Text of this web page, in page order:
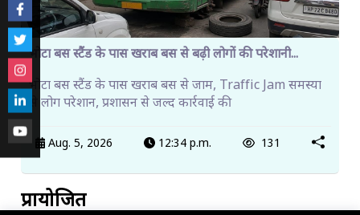
भोटा बस स्टैंड के पास खराब बस से बढ़ी लोगों की परेशानी...
भोटा बस स्टैंड के पास खराब बस से जाम, Traffic Jam समस्या
से लोग परेशान, प्रशासन से जल्द कार्रवाई की
Aug. 5, 2026 12:34 p.m. 131
प्रायोजित